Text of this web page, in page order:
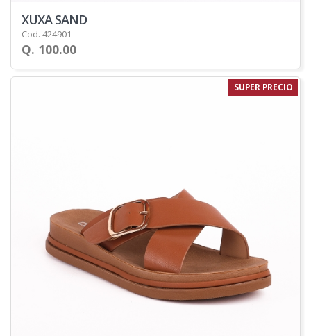
XUXA SAND
Cod. 424901
Q. 100.00
SUPER PRECIO